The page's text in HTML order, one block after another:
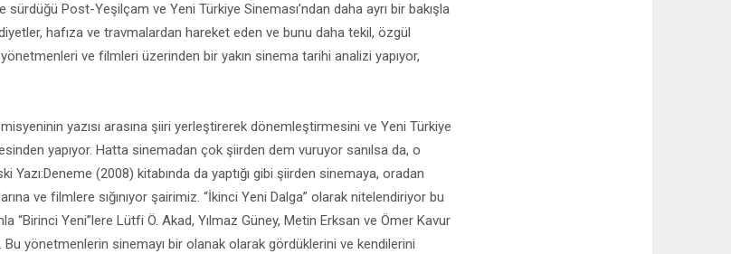
sürdüğü Post-Yeşilçam ve Yeni Türkiye Sineması’ndan daha ayrı bir bakışla
hafıza ve travmalardan hareket eden ve bunu daha tekil, özgül
ve filmleri üzerinden bir yakın sinema tarihi analizi yapıyor,
yazısı arasına şiiri yerleştirerek dönemleştirmesini ve Yeni Türkiye
yapıyor. Hatta sinemadan çok şiirden dem vuruyor sanılsa da, o
Yazı:Deneme (2008) kitabında da yaptığı gibi şiirden sinemaya, oradan
ve filmlere sığınıyor şairimiz. “İkinci Yeni Dalga” olarak nitelendiriyor bu
“Birinci Yeni”lere Lütfi Ö. Akad, Yılmaz Güney, Metin Erksan ve Ömer Kavur
yönetmenlerin sinemayı bir olanak olarak gördüklerini ve kendilerini